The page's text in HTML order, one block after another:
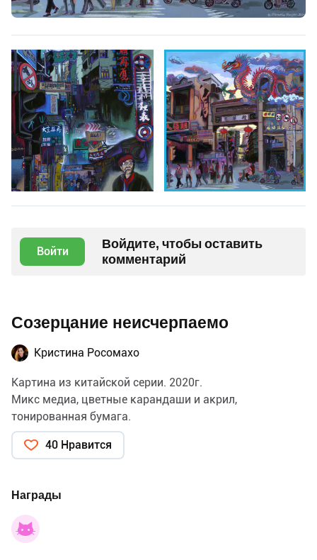
Войти
Войдите, чтобы оставить
комментарий
Созерцание неисчерпаемо
Кристина Росомахо
Картина из китайской серии. 2020г.
Микс медиа, цветные карандаши и акрил,
тонированная бумага.
40 Нравится
Награды